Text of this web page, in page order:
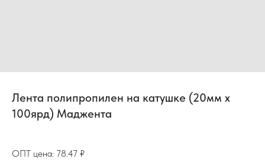
Лента полипропилен на катушке (20мм х
100ярд) Маджента
78.47 ₽